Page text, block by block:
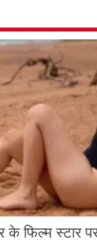
फिल्म स्टार